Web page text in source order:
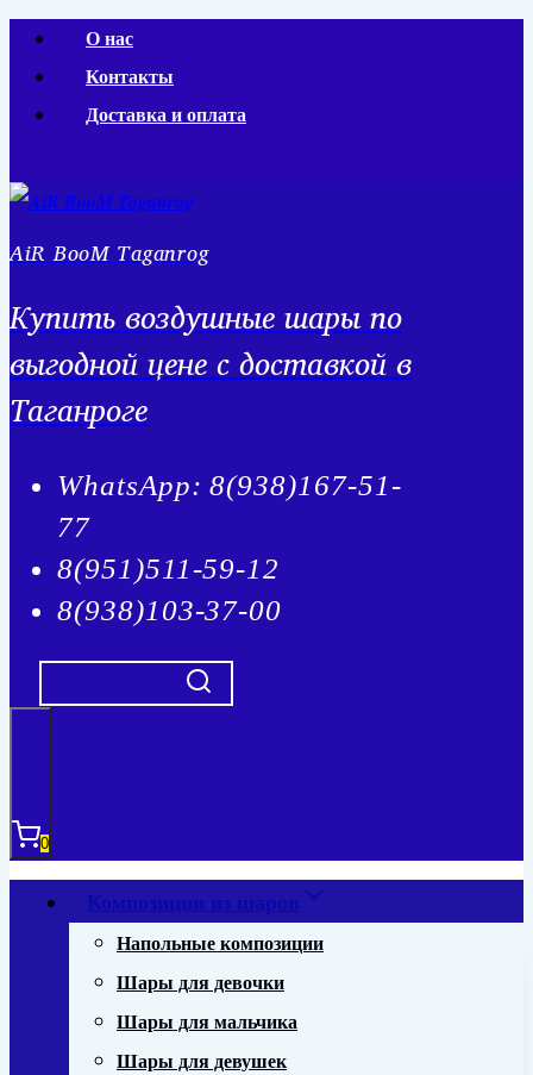
Перейти
содержимому
О нас
Контакты
Доставка и оплата
AiR BooM Taganrog
Купить воздушные шары по
выгодной цене с доставкой в
Таганроге
WhatsApp: 8(938)167-51-
77
8(951)511-59-12
8(938)103-37-00
0
Композиции из шаров
Напольные композиции
Шары для девочки
Шары для мальчика
Шары для девушек